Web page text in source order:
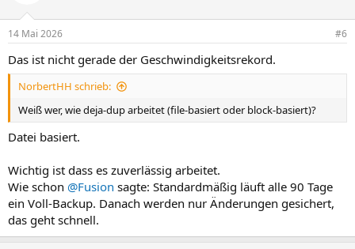
14 Mai 2026 #6
Das ist nicht gerade der Geschwindigkeitsrekord.
NorbertHH schrieb:
Weiß wer, wie deja-dup arbeitet (file-basiert oder block-basiert)?
Datei basiert.
Wichtig ist dass es zuverlässig arbeitet.
Wie schon @Fusion sagte: Standardmäßig läuft alle 90 Tage
ein Voll-Backup. Danach werden nur Änderungen gesichert,
das geht schnell.